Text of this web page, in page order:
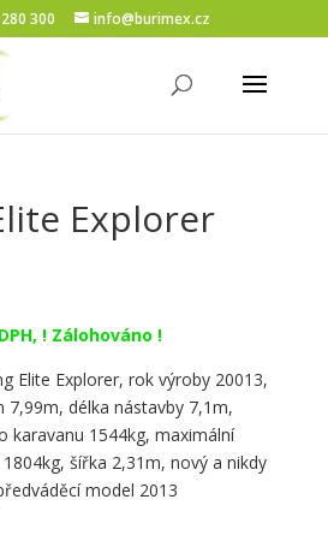
300 info@burimex.cz
Explorer
! Zálohováno !
Elite Explorer, rok výroby 20013,
7,99m, délka nástavby 7,1m,
karavanu 1544kg, maximální
šířka 2,31m, nový a nikdy
model 2013